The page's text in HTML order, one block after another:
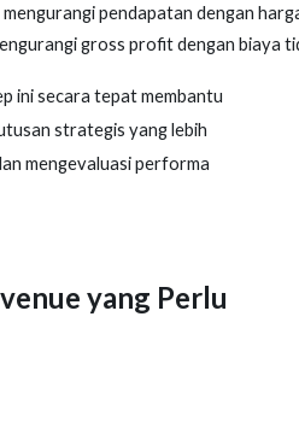
pendapatan dengan
gross profit dengan biaya
ini secara tepat membantu
strategis yang lebih
mengevaluasi performa
yang Perlu